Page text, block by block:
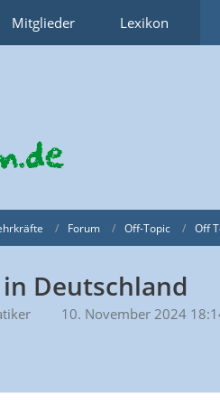
Mitglieder Lexikon
Forum Off-Topic Off
Deutschland
10. November 2024